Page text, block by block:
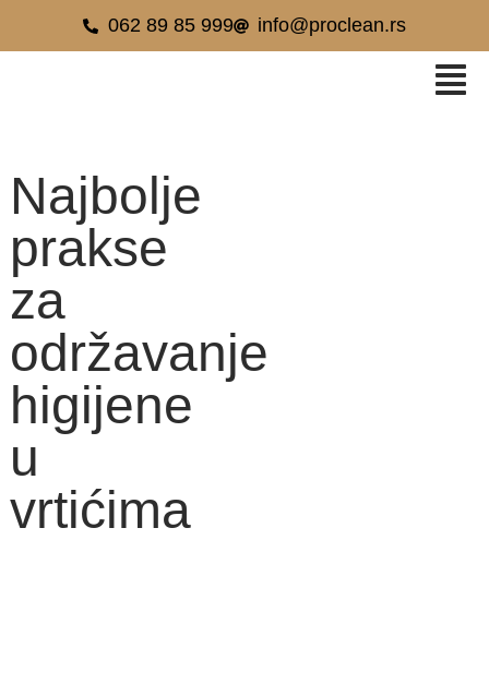
062 89 85 999 info@proclean.rs
Najbolje
prakse
za
održavanje
higijene
u
vrtićima